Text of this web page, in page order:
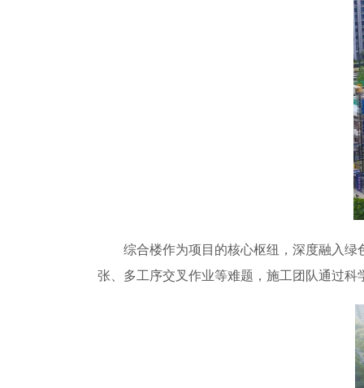
综合楼作为项目的核心枢纽，深度融入
张、多工序交叉作业等难题，施工团队通过